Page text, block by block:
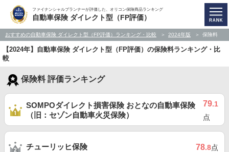
ファイナンシャルプランナーが評価した、オリコン保険商品ランキング
自動車保険 ダイレクト型（FP評価）
おすすめの自動車保険 ダイレクト型（FP評価）ランキング・比較 2024年版 保険料
【2024年】自動車保険 ダイレクト型（FP評価）の保険料ランキング・比
較
保険料 評価ランキング
SOMPOダイレクト損害保険 おとなの自動車保険
（旧：セゾン自動車火災保険）
79.1
点
チューリッヒ保険 78.8点